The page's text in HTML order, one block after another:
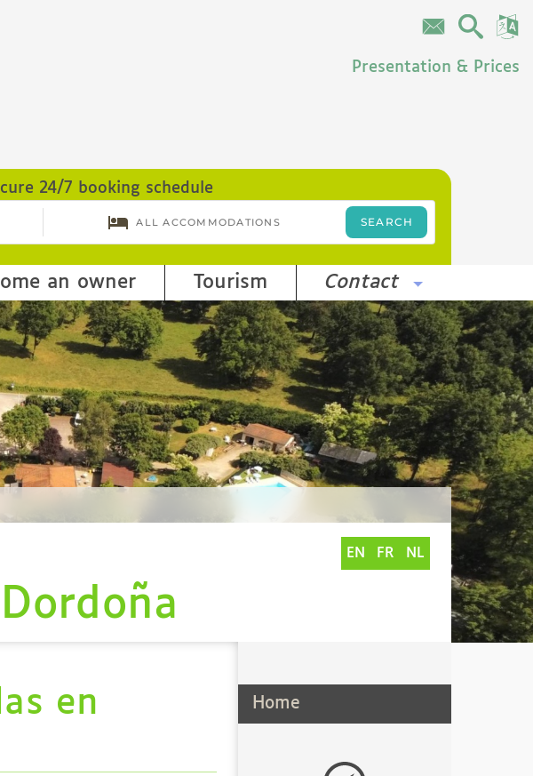
Presentation & Prices
24/7 booking schedule
an owner Tourism Contact
EN FR NL
en
Home